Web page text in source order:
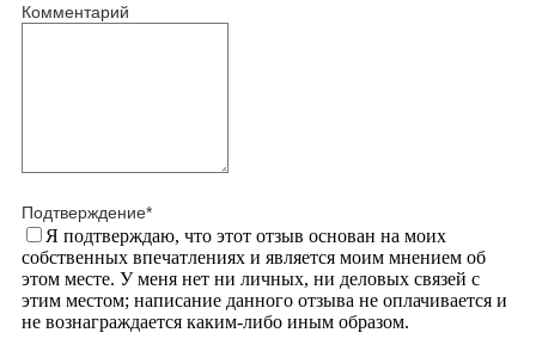
Комментарий
Подтверждение*
Я подтверждаю, что этот отзыв основан на моих
собственных впечатлениях и является моим мнением об
этом месте. У меня нет ни личных, ни деловых связей с
этим местом; написание данного отзыва не оплачивается и
не вознаграждается каким-либо иным образом.